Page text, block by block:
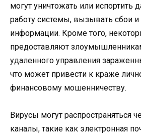
могут уничтожать или испортить
работу системы, вызывать сбои
информации. Кроме того,
предоставляют
удаленного управления
что может привести к краже
финансовому мошенничеству.
Вирусы могут распространяться
каналы, такие как электронная